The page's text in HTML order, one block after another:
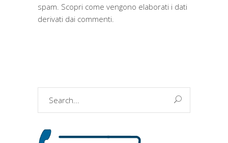
spam. Scopri come vengono elaborati i dati
derivati dai commenti.